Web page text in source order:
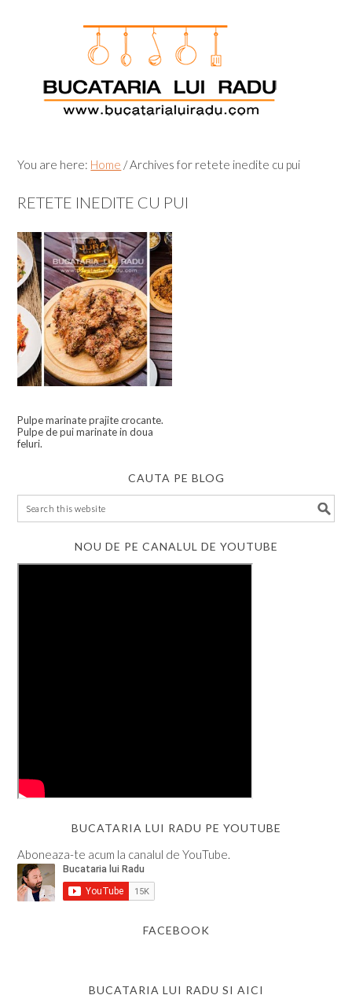
You are here: Home /Archives for retete inedite cu pui
RETETE INEDITE CU PUI
Pulpe marinate prajite crocante.
Pulpe de pui marinate in doua
feluri.
CAUTA PE BLOG
NOU DE PE CANALUL DE YOUTUBE
BUCATARIA LUI RADU PE YOUTUBE
Aboneaza-te acum la canalul de YouTube.
FACEBOOK
BUCATARIA LUI RADU SI AICI